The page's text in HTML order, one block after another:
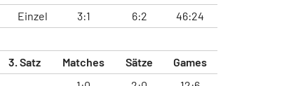
Einzel
3:1 6:2
46:24
3. Satz Matches Sätze Games